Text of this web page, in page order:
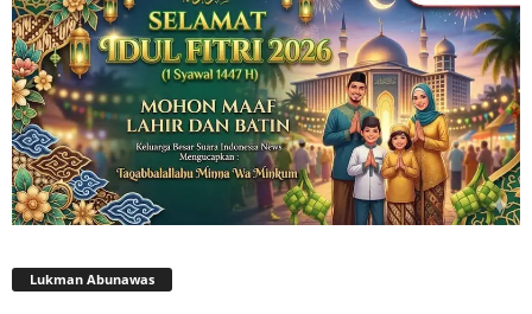
Lukman Abunawas